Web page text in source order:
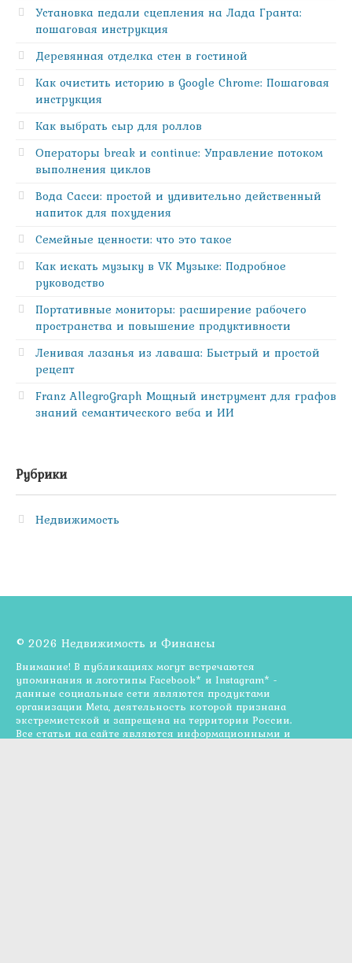
Установка педали сцепления на Лада Гранта:
пошаговая инструкция
Деревянная отделка стен в гостиной
Как очистить историю в Google Chrome: Пошаговая
инструкция
Как выбрать сыр для роллов
Операторы break и continue: Управление потоком
выполнения циклов
Вода Сасси: простой и удивительно действенный
напиток для похудения
Семейные ценности: что это такое
Как искать музыку в VK Музыке: Подробное
руководство
Портативные мониторы: расширение рабочего
пространства и повышение продуктивности
Ленивая лазанья из лаваша: Быстрый и простой
рецепт
Franz AllegroGraph Мощный инструмент для графов
знаний семантического веба и ИИ
Рубрики
Недвижимость
© 2026 Недвижимость и Финансы
Внимание! В публикациях могут встречаются
упоминания и логотипы Facebook* и Instagram* -
данные социальные сети являются продуктами
организации Meta, деятельность которой признана
экстремистской и запрещена на территории России.
Все статьи на сайте являются информационными и